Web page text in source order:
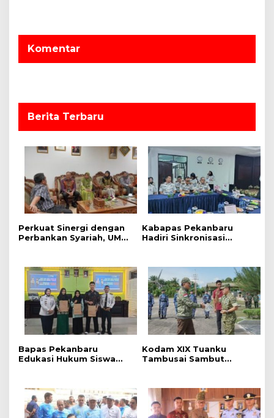
i
pKomentar
Berita Terbaru
Perkuat Sinergi dengan
Perbankan Syariah, UMRI
Sama Pembiayaan untuk
Pegawai
Kabapas Pekanbaru
Hadiri Sinkronisasi
Keadilan Restoratif
Bapas Pekanbaru
Edukasi Hukum Siswa
Perempuan dan Anak
Kodam XIX Tuanku
Tambusai Sambut
Bulqin dan Yonif TP
898/Pancalang Cakti